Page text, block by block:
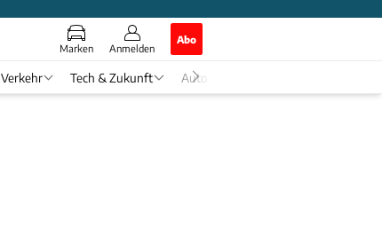
Marken Anmelden
Abo
Verkehr Tech & Zukunft Auto-Horoskop